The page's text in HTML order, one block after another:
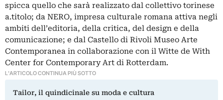
spicca quello che sarà realizzato dal collettivo torinese
a.titolo; da NERO, impresa culturale romana attiva negli
ambiti dell’editoria, della critica, del design e della
comunicazione; e dal Castello di Rivoli Museo Arte
Contemporanea in collaborazione con il Witte de With
Center for Contemporary Art di Rotterdam.
L'ARTICOLO CONTINUA PIÙ SOTTO
Tailor, il quindicinale su moda e cultura